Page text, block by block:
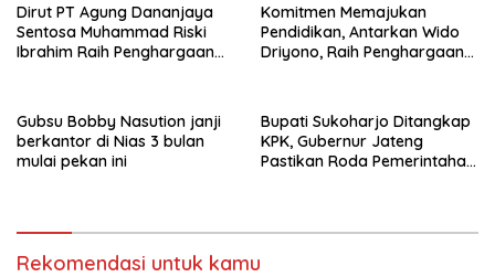
Dirut PT Agung Dananjaya
Sentosa Muhammad Riski
Ibrahim Raih Penghargaan
Komitmen Memajukan
Pendidikan, Antarkan Wido
Driyono, Raih Penghargaan
Gubsu Bobby Nasution janji
berkantor di Nias 3 bulan
mulai pekan ini
Bupati Sukoharjo Ditangkap
KPK, Gubernur Jateng
Pastikan Roda Pemerintahan
Rekomendasi untuk kamu